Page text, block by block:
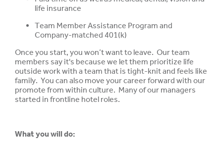
life insurance
Team Member Assistance Program and
Company-matched 401(k)
Once you start, you won’t want to leave. Our team
members say it's because we let them prioritize life
outside work with a team that is tight-knit and feels like
family. You can also move your career forward with our
promote from within culture. Many of our managers
started in frontline hotel roles.
What you will do: